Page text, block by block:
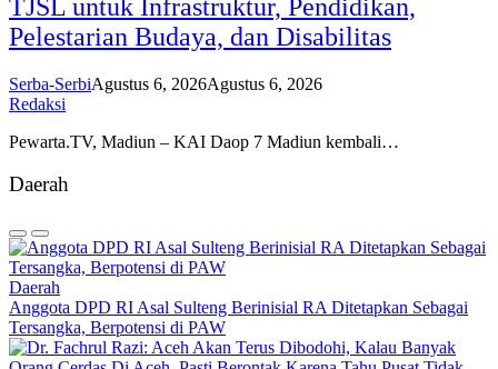
TJSL untuk Infrastruktur, Pendidikan,
Pelestarian Budaya, dan Disabilitas
Serba-SerbiAgustus 6, 2026Agustus 6, 2026
Redaksi
Pewarta.TV, Madiun – KAI Daop 7 Madiun kembali…
Daerah
Daerah
Anggota DPD RI Asal Sulteng Berinisial RA Ditetapkan Sebagai
Tersangka, Berpotensi di PAW